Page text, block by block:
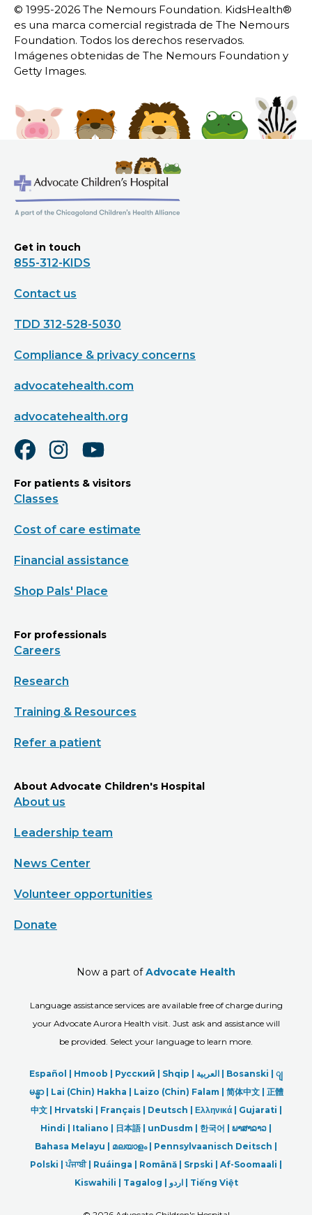
© 1995-2026 The Nemours Foundation. KidsHealth®
es una marca comercial registrada de The Nemours
Foundation. Todos los derechos reservados.
Imágenes obtenidas de The Nemours Foundation y
Getty Images.
Get in touch
855-312-KIDS
Contact us
TDD 312-528-5030
Compliance & privacy concerns
advocatehealth.com
advocatehealth.org
For patients & visitors
Classes
Cost of care estimate
Financial assistance
Shop Pals' Place
For professionals
Careers
Research
Training & Resources
Refer a patient
About Advocate Children's Hospital
About us
Leadership team
News Center
Volunteer opportunities
Donate
Now a part ofAdvocate Health
Language assistance services are available free of charge during
your Advocate Aurora Health visit. Just ask and assistance will
be provided. Select your language to learn more.
Español | Hmoob | Русский | Shqip | العربیة | Bosanski | ျ
မန္မာ| Lai (Chin) Hakha | Laizo (Chin) Falam | 简体中文 | 正體
中文 | Hrvatski | Français | Deutsch | Ελληνικά | Gujarati |
Hindi | Italiano | 日本語| unDusdm | 한국어 | ພາສາລາວ |
Bahasa Melayu | മലയാളം| Pennsylvaanisch Deitsch |
Polski |ਪੰਜਾਬੀ| Ruáinga | Română | Srpski | Af-Soomaali |
Kiswahili | Tagalog | اردو| Tiếng Việt